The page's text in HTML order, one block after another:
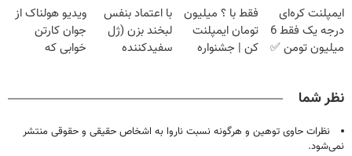
تحمل میکنی؟❗
خانگی
صحبت کنید)
ایمپلنت کره‌ای
درجه یک فقط 6
میلیون تومن ✅
فقط با ؟ میلیون
تومان ایمپلنت
کن | جشنواره
با اعتماد بنفس
لبخند بزن (ژل
سفیدکننده
ویدیو هولناک از
جوان کارتن
خوابی که
نظر شما
نظرات حاوی توهین و هرگونه نسبت ناروا به اشخاص حقیقی و حقوقی منتشر
نمی‌شود.